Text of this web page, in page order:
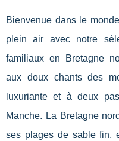
Bienvenue dans le
plein air avec notre
familiaux en Bretagne
aux doux chants des
luxuriante et à deux
Manche. La Bretagne
ses plages de sable fin,